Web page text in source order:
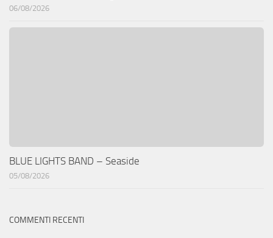
06/08/2026
BLUE LIGHTS BAND – Seaside
05/08/2026
COMMENTI RECENTI